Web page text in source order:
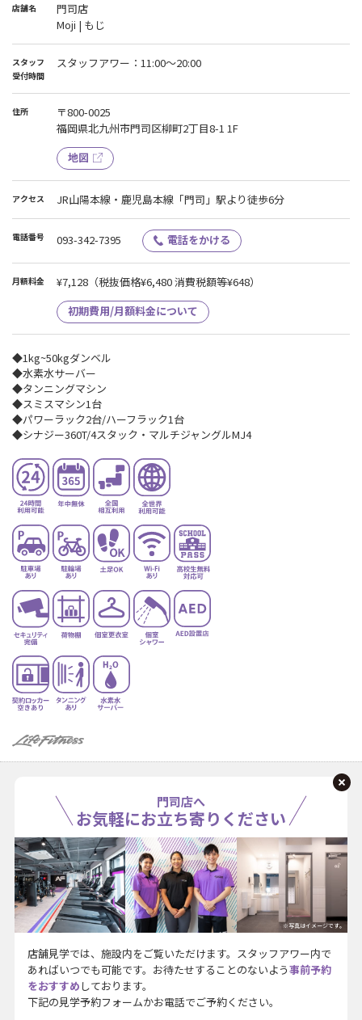
ご迷惑をおかけしますが、
ご理解ご協力の程よろしくお願いいたします。
店舗名
門司店
Moji | もじ
スタッフ
受付時間
スタッフアワー：11:00～20:00
住所
〒800-0025
福岡県北九州市門司区柳町2丁目8-1 1F
地図
アクセス JR山陽本線・鹿児島本線「門司」駅より徒歩6分
電話番号 093-342-7395 電話をかける
月額料金 ¥7,128 （税抜価格¥6,480 消費税額等¥648）
初期費用/月額料金について
◆1kg~50kgダンベル
◆水素水サーバー
◆タンニングマシン
◆スミスマシン1台
◆パワーラック2台/ハーフラック1台
◆シナジー360T/4スタック・マルチジャングルMJ4
門司店へ
お気軽にお立ち寄りください
※写真はイメージです。
店舗見学では、施設内をご覧いただけます。スタッフアワー内で
あればいつでも可能です。お待たせすることのないよう事前予約
をおすすめ しております。
下記の見学予約フォームかお電話でご予約ください。